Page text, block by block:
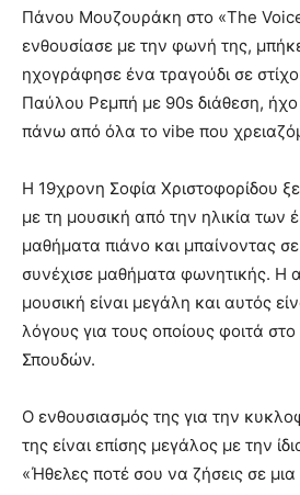
Πάνου Μουζουράκη στο «The
ενθουσίασε με την φωνή της,
ηχογράφησε ένα τραγούδι σε
Παύλου Ρεμπή με 90s διάθεση,
πάνω από όλα το vibe που
Η 19χρονη Σοφία Χριστοφορίδου
με τη μουσική από την ηλικία των
μαθήματα πιάνο και μπαίνοντας
συνέχισε μαθήματα φωνητικής. Η
μουσική είναι μεγάλη και αυτός
λόγους για τους οποίους φοιτά
Σπουδών.
Ο ενθουσιασμός της για την
της είναι επίσης μεγάλος με την
«Ήθελες ποτέ σου να ζήσεις σε